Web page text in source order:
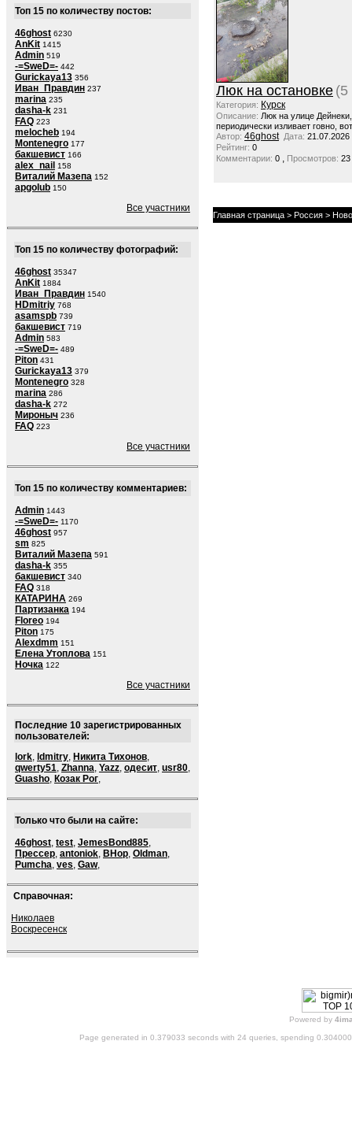
Топ 15 по количеству постов:
46ghost 6230
AnKit 1415
Admin 519
-=SweD=- 442
Gurickaya13 356
Иван_Правдин 237
marina 235
dasha-k 231
FAQ 223
melocheb 194
Montenegro 177
бакшевист 166
alex_nail 158
Виталий Мазепа 152
apgolub 150
Все участники
Топ 15 по количеству фотографий:
46ghost 35347
AnKit 1884
Иван_Правдин 1540
HDmitriy 768
asamspb 739
бакшевист 719
Admin 583
-=SweD=- 489
Piton 431
Gurickaya13 379
Montenegro 328
marina 286
dasha-k 272
Мироныч 236
FAQ 223
Все участники
Топ 15 по количеству комментариев:
Admin 1443
-=SweD=- 1170
46ghost 957
sm 825
Виталий Мазепа 591
dasha-k 355
бакшевист 340
FAQ 318
КАТАРИНА 269
Партизанка 194
Floreo 194
Piton 175
Alexdmm 151
Елена Утоплова 151
Ночка 122
Все участники
Последние 10 зарегистрированных
пользователей:
lork, ldmitry, Никита Тихонов,
qwerty51, Zhanna, Yazz, одесит, usr80,
Guasho, Козак Рог,
Только что были на сайте:
46ghost, test, JemesBond885,
Прессер, antoniok, BHop, Oldman,
Pumcha, ves, Gaw,
Справочная:
Николаев
Воскресенск
Люк на остановке (5
Категория: Курск
Описание: Люк на улице
периодически изливает говно,
Автор: 46ghost Дата: 21.07.2026
Рейтинг: 0
Комментарии: 0 , Просмотров: 23
Главная страница > Россия >
Powered by
Page generated in 0.379033 seconds with 24 queries, spending